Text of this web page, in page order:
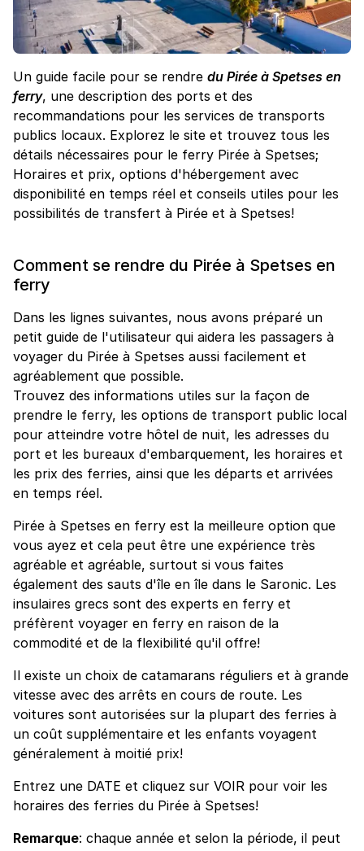
Un guide facile pour se rendre du Pirée à Spetses en
ferry, une description des ports et des
recommandations pour les services de transports
publics locaux. Explorez le site et trouvez tous les
détails nécessaires pour le ferry Pirée à Spetses;
Horaires et prix, options d'hébergement avec
disponibilité en temps réel et conseils utiles pour les
possibilités de transfert à Pirée et à Spetses!
Comment se rendre du Pirée à Spetses en
ferry
Dans les lignes suivantes, nous avons préparé un
petit guide de l'utilisateur qui aidera les passagers à
voyager du Pirée à Spetses aussi facilement et
agréablement que possible.
Trouvez des informations utiles sur la façon de
prendre le ferry, les options de transport public local
pour atteindre votre hôtel de nuit, les adresses du
port et les bureaux d'embarquement, les horaires et
les prix des ferries, ainsi que les départs et arrivées
en temps réel.
Pirée à Spetses en ferry est la meilleure option que
vous ayez et cela peut être une expérience très
agréable et agréable, surtout si vous faites
également des sauts d'île en île dans le Saronic. Les
insulaires grecs sont des experts en ferry et
préfèrent voyager en ferry en raison de la
commodité et de la flexibilité qu'il offre!
Il existe un choix de catamarans réguliers et à grande
vitesse avec des arrêts en cours de route. Les
voitures sont autorisées sur la plupart des ferries à
un coût supplémentaire et les enfants voyagent
généralement à moitié prix!
Entrez une DATE et cliquez sur VOIR pour voir les
horaires des ferries du Pirée à Spetses!
Remarque: chaque année et selon la période, il peut